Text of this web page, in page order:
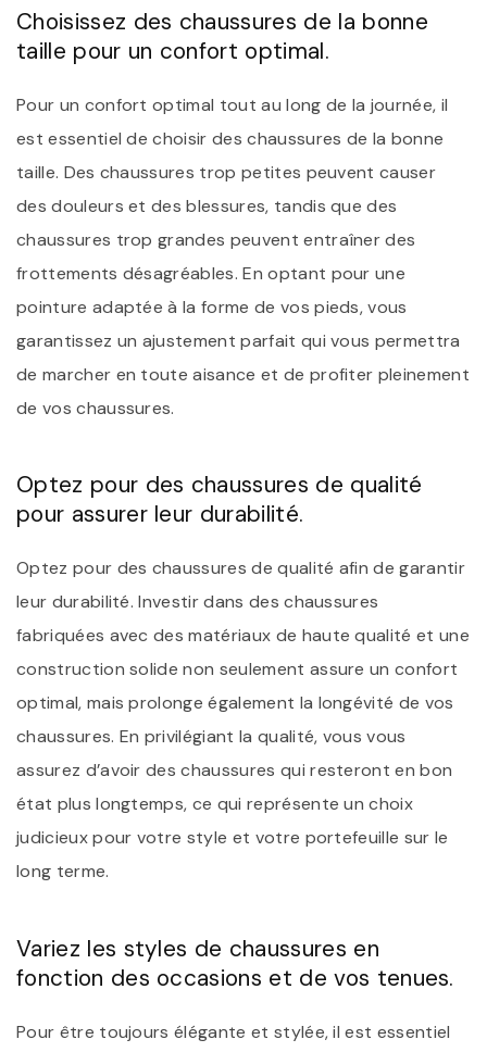
Choisissez des chaussures de la bonne
taille pour un confort optimal.
Pour un confort optimal tout au long de la journée, il
est essentiel de choisir des chaussures de la bonne
taille. Des chaussures trop petites peuvent causer
des douleurs et des blessures, tandis que des
chaussures trop grandes peuvent entraîner des
frottements désagréables. En optant pour une
pointure adaptée à la forme de vos pieds, vous
garantissez un ajustement parfait qui vous permettra
de marcher en toute aisance et de profiter pleinement
de vos chaussures.
Optez pour des chaussures de qualité
pour assurer leur durabilité.
Optez pour des chaussures de qualité afin de garantir
leur durabilité. Investir dans des chaussures
fabriquées avec des matériaux de haute qualité et une
construction solide non seulement assure un confort
optimal, mais prolonge également la longévité de vos
chaussures. En privilégiant la qualité, vous vous
assurez d’avoir des chaussures qui resteront en bon
état plus longtemps, ce qui représente un choix
judicieux pour votre style et votre portefeuille sur le
long terme.
Variez les styles de chaussures en
fonction des occasions et de vos tenues.
Pour être toujours élégante et stylée, il est essentiel